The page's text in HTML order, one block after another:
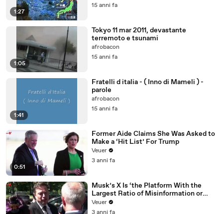
1:27
15 anni fa
1:05
Tokyo 11 mar 2011, devastante
terremoto e tsunami
afrobacon
15 anni fa
1:41
Fratelli d italia - ( Inno di Mameli ) -
parole
afrobacon
15 anni fa
0:51
Former Aide Claims She Was Asked to
Make a ‘Hit List’ For Trump
Veuer
3 anni fa
Musk’s X Is ‘the Platform With the
Largest Ratio of Misinformation or
Disinformation’ Amongst All Social
Media Platforms
Veuer